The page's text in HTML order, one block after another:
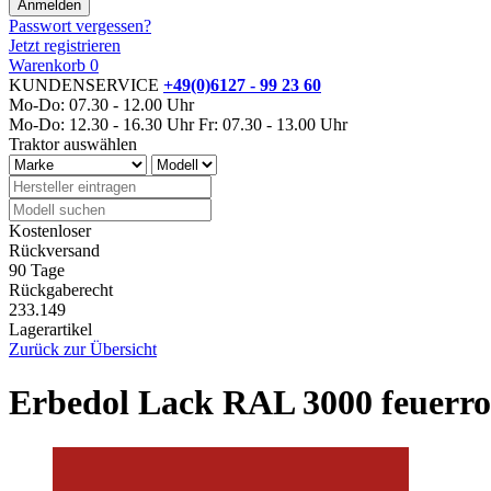
Passwort vergessen?
Jetzt registrieren
Warenkorb 0
KUNDENSERVICE +49(0)6127 - 99 23 60
Mo-Do: 07.30 - 12.00 Uhr
Mo-Do: 12.30 - 16.30 Uhr Fr: 07.30 - 13.00 Uhr
Traktor auswählen
Kostenloser
Rückversand
90 Tage
Rückgaberecht
233.149
Lagerartikel
Zurück zur Übersicht
Erbedol Lack RAL 3000